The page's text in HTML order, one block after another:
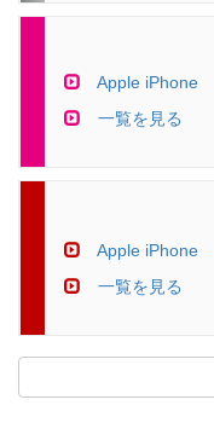
Apple iPhone
一覧を見る
Apple iPhone
一覧を見る